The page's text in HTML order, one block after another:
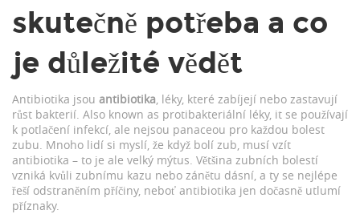
skutečně potřeba a co
je důležité vědět
Antibiotika jsou antibiotika, léky, které zabíjejí nebo zastavují
růst bakterií. Also known as protibakteriální léky, it se používají
k potlačení infekcí, ale nejsou panaceou pro každou bolest
zubu. Mnoho lidí si myslí, že když bolí zub, musí vzít
antibiotika – to je ale velký mýtus. Většina zubních bolestí
vzniká kvůli zubnímu kazu nebo zánětu dásní, a ty se nejlépe
řeší odstraněním příčiny, neboť antibiotika jen dočasně utlumí
příznaky.